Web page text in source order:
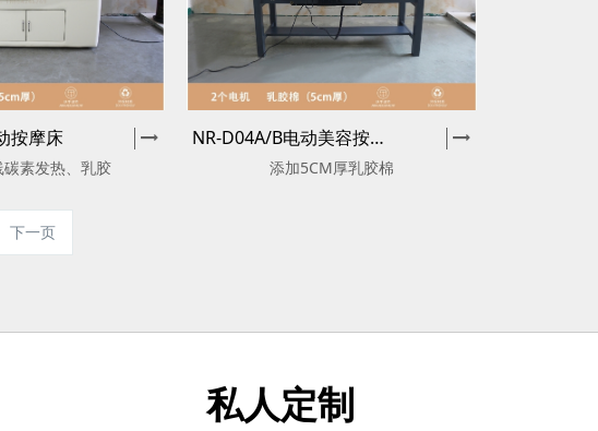
按摩床
素发热、乳胶
NR-D04A/B电动美容按摩床
添加5CM厚乳胶棉
下一页
私人定制